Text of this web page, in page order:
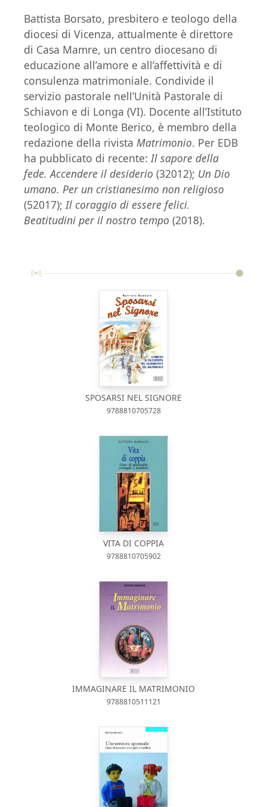
Battista Borsato, presbitero e teologo della
diocesi di Vicenza, attualmente è direttore
di Casa Mamre, un centro diocesano di
educazione all’amore e all’affettività e di
consulenza matrimoniale. Condivide il
servizio pastorale nell’Unità Pastorale di
Schiavon e di Longa (VI). Docente all’Istituto
teologico di Monte Berico, è membro della
redazione della rivista Matrimonio. Per EDB
ha pubblicato di recente:Il sapore della
fede. Accendere il desiderio (32012); Un Dio
umano. Per un cristianesimo non religioso
(52017);Il coraggio di essere felici.
Beatitudini per il nostro tempo (2018).
SPOSARSI NEL SIGNORE
9788810705728
VITA DI COPPIA
9788810705902
IMMAGINARE IL MATRIMONIO
9788810511121